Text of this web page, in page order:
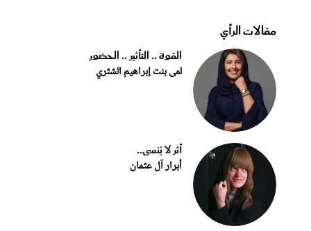
مقالات الرأي
القوة .. التأثير .. الحضور
لمى بنت إبراهيم الشثري
أثر لا يُنسى..
أبرار آل عثمان